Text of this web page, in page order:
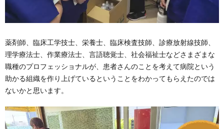
薬剤師、臨床工学技士、栄養士、臨床検査技師、診療放射線技師、
理学療法士、作業療法士、言語聴覚士、社会福祉士などさまざまな
職種のプロフェッショナルが、患者さんのことを考えて病院という
助かる組織を作り上げているということをわかってもらえたのでは
ないかと思います。